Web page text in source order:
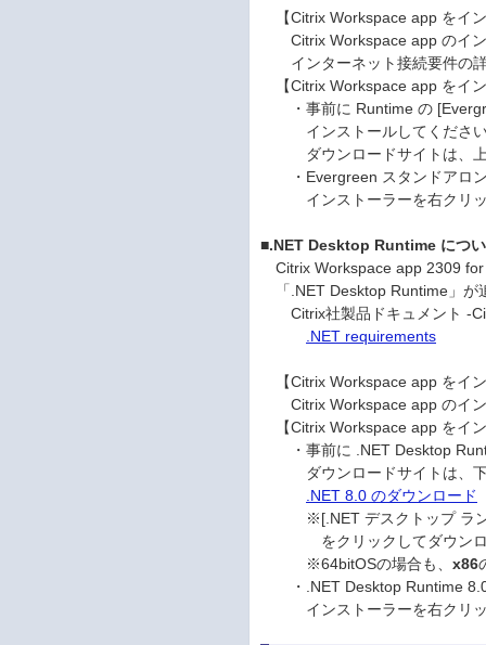
【Citrix Workspace app をイ
Citrix Workspace app のイン
インターネット接続要件の詳
【Citrix Workspace app をイ
・事前に Runtime の
インストールしてください
ダウンロードサイトは、上
・Evergreen スタンドアロン
インストーラーを右クリック
■.NET Desktop Runtime につ
Citrix Workspace app 2309
「.NET Desktop Runtime」が
Citrix社製品ドキュメント -
.NET requirements
【Citrix Workspace app をイ
Citrix Workspace app のイン
【Citrix Workspace app をイ
・事前に .NET Desktop
ダウンロードサイトは、下
.NET 8.0 のダウンロード
※[.NET デスクトップ ランタ
をクリックしてダウンロ
※64bitOSの場合も、x86
・.NET Desktop Runtime 8.0
インストーラーを右クリック